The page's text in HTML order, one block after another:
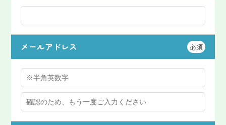
メールアドレス 必須